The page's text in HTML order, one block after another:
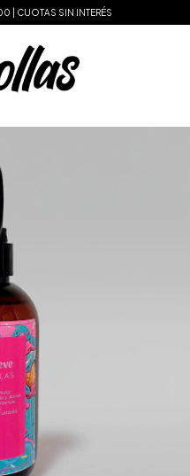
| CUOTAS SIN INTERÉS